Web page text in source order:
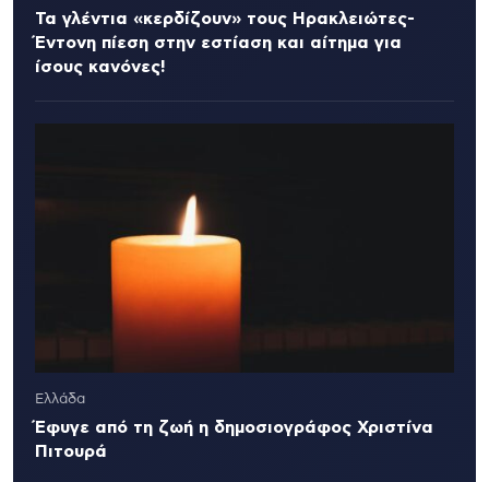
Τα γλέντια «κερδίζουν» τους Ηρακλειώτες-
Έντονη πίεση στην εστίαση και αίτημα για
ίσους κανόνες!
Ελλάδα
Έφυγε από τη ζωή η δημοσιογράφος Χριστίνα
Πιτουρά